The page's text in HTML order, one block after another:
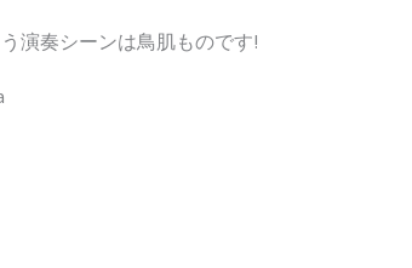
演奏シーンは鳥肌ものです!